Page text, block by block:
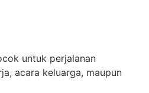
untuk perjalanan
acara keluarga, maupun